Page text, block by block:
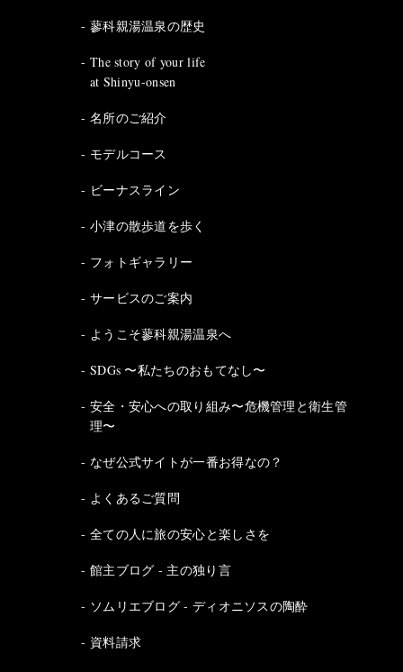
蓼科親湯温泉の歴史
The story of your life
at Shinyu-onsen
名所のご紹介
モデルコース
ビーナスライン
小津の散歩道を歩く
フォトギャラリー
サービスのご案内
ようこそ蓼科親湯温泉へ
SDGs 〜私たちのおもてなし〜
安全・安心への取り組み〜危機管理と衛生管
理〜
なぜ公式サイトが一番お得なの？
よくあるご質問
全ての人に旅の安心と楽しさを
館主ブログ - 主の独り言
ソムリエブログ - ディオニソスの陶酔
資料請求